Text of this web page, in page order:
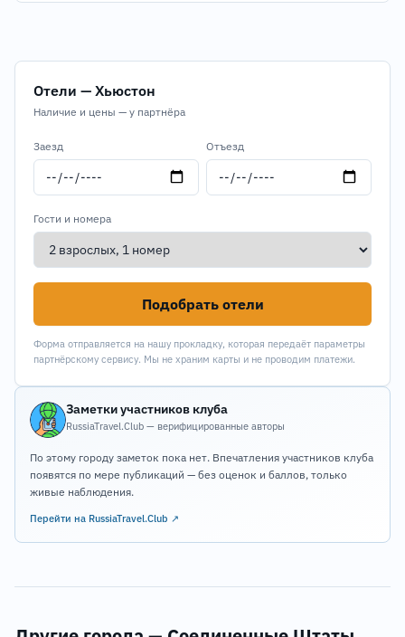
Отели — Хьюстон
Наличие и цены — у партнёра
Заезд Отъезд
Гости и номера
Подобрать отели
Форма отправляется на нашу прокладку, которая передаёт параметры
партнёрскому сервису. Мы не храним карты и не проводим платежи.
Заметки участников клуба
RussiaTravel.Club — верифицированные авторы
По этому городу заметок пока нет. Впечатления участников клуба
появятся по мере публикаций — без оценок и баллов, только
живые наблюдения.
Перейти на RussiaTravel.Club ↗